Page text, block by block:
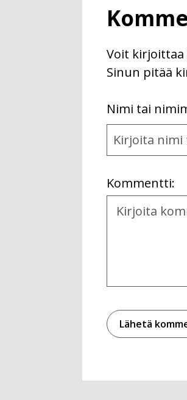
Voit
Sinun pitää
Nimi tai
Kommentti:
Kommentti